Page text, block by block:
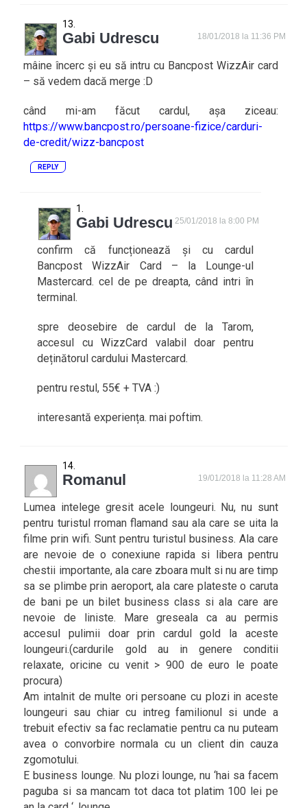
Gabi Udrescu 18/01/2018 la 11:36 PM
mâine încerc și eu să intru cu Bancpost WizzAir card
– să vedem dacă merge :D
când mi-am făcut cardul, așa ziceau:
https://www.bancpost.ro/persoane-fizice/carduri-
de-credit/wizz-bancpost
REPLY
Gabi Udrescu 25/01/2018 la 8:00 PM
confirm că funcționează și cu cardul
Bancpost WizzAir Card – la Lounge-ul
Mastercard. cel de pe dreapta, când intri în
terminal.
spre deosebire de cardul de la Tarom,
accesul cu WizzCard valabil doar pentru
deținătorul cardului Mastercard.
pentru restul, 55€ + TVA :)
interesantă experiența. mai poftim.
Romanul 19/01/2018 la 11:28 AM
Lumea intelege gresit acele loungeuri. Nu, nu sunt
pentru turistul rroman flamand sau ala care se uita la
filme prin wifi. Sunt pentru turistul business. Ala care
are nevoie de o conexiune rapida si libera pentru
chestii importante, ala care zboara mult si nu are timp
sa se plimbe prin aeroport, ala care plateste o caruta
de bani pe un bilet business class si ala care are
nevoie de liniste. Mare greseala ca au permis
accesul pulimii doar prin cardul gold la aceste
loungeuri.(cardurile gold au in genere conditii
relaxate, oricine cu venit > 900 de euro le poate
procura)
Am intalnit de multe ori persoane cu plozi in aceste
loungeuri sau chiar cu intreg familionul si unde a
trebuit efectiv sa fac reclamatie pentru ca nu puteam
avea o convorbire normala cu un client din cauza
zgomotului.
E business lounge. Nu plozi lounge, nu ‘hai sa facem
paguba si sa mancam tot daca tot platim 100 lei pe